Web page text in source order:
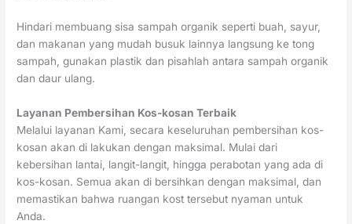
Hindari membuang sisa sampah organik seperti buah, sayur,
dan makanan yang mudah busuk lainnya langsung ke tong
sampah, gunakan plastik dan pisahlah antara sampah organik
dan daur ulang.
Layanan Pembersihan Kos-kosan Terbaik
Melalui layanan Kami, secara keseluruhan pembersihan kos-
kosan akan di lakukan dengan maksimal. Mulai dari
kebersihan lantai, langit-langit, hingga perabotan yang ada di
kos-kosan. Semua akan di bersihkan dengan maksimal, dan
memastikan bahwa ruangan kost tersebut nyaman untuk
Anda.